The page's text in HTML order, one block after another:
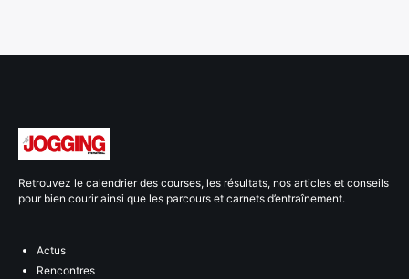
Retrouvez le calendrier des courses, les résultats, nos articles et conseils
pour bien courir ainsi que les parcours et carnets d’entraînement.
Actus
Rencontres